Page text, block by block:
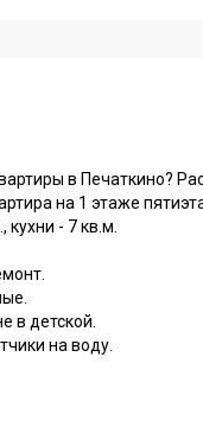
в Печаткино?
на 1 этаже
- 7 кв.м.
в детской.
на воду.
окнами.
теплая.